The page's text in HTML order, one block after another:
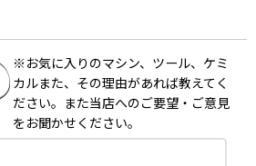
※お気に入りのマシン、ツール、ケミ
カルまた、その理由があれば教えてく
ださい。また当店へのご要望・ご意見
をお聞かせください。